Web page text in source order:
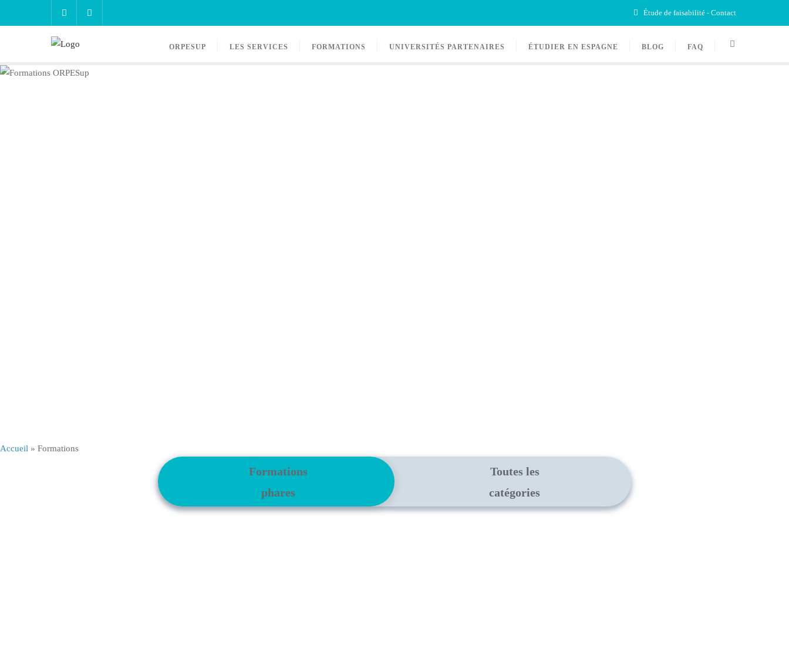
Étude de faisabilité - Contact
ORPESUP LES SERVICES FORMATIONS UNIVERSITÉS PARTENAIRES ÉTUDIER EN ESPAGNE BLOG FAQ
Accueil » Formations
Formations
phares
Toutes les
catégories